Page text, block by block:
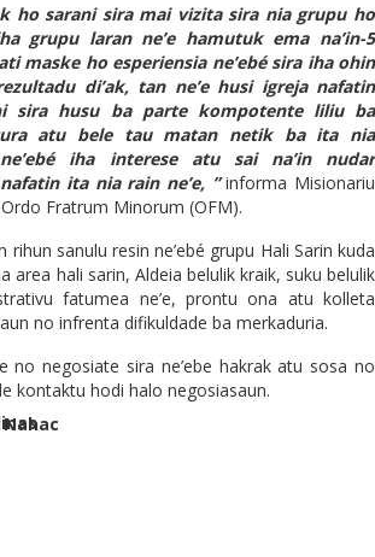
ho sarani sira mai vizita sira nia grupu ho
grupu laran ne’e hamutuk ema na’in-5
maske ho esperiensia ne’ebé sira iha ohin
di’ak, tan ne’e husi igreja nafatin
sira husu ba parte kompotente liliu ba
atu bele tau matan netik ba ita nia
iha interese atu sai na’in nudar
ita nia rain ne’e, ”informa Misionariu
Fratrum Minorum (OFM).
sanulu resin ne’ebé grupu Hali Sarin kuda
area hali sarin, Aldeia belulik kraik, suku belulik
fatumea ne’e, prontu ona atu kolleta
no infrenta difikuldade ba merkaduria.
no negosiate sira ne’ebe hakrak atu sosa no
kontaktu hodi halo negosiasaun.